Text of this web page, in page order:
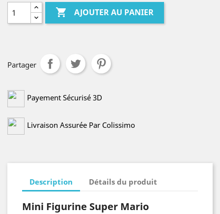
 AJOUTER AU PANIER
Partager
Payement Sécurisé 3D
Livraison Assurée Par Colissimo
Description Détails du produit
Mini Figurine Super Mario